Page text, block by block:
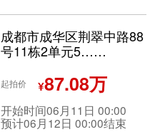
成都市成华区荆翠中路88
号11栋2单元5……
起拍价 ¥87.08万
开始时间06月11日 00:00
预计06月12日 00:00结束